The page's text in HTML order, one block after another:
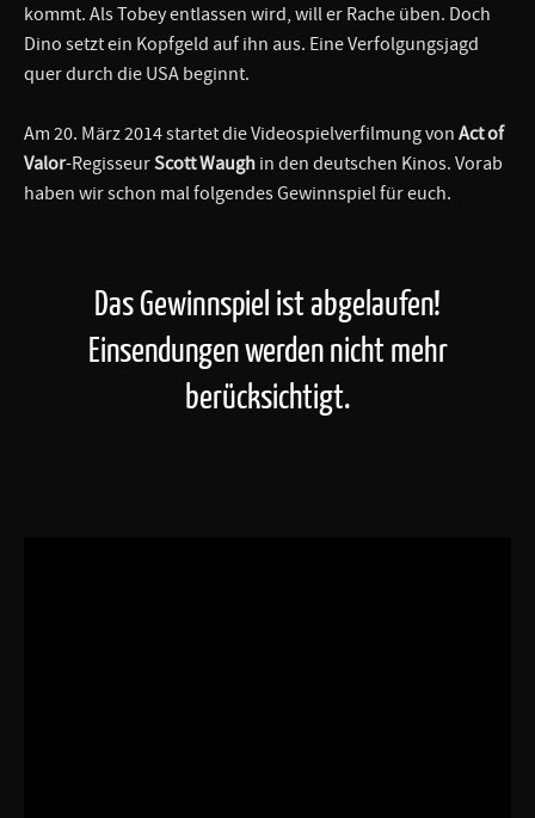
kommt. Als Tobey entlassen wird, will er Rache üben. Doch
Dino setzt ein Kopfgeld auf ihn aus. Eine Verfolgungsjagd
quer durch die USA beginnt.
Am 20. März 2014 startet die Videospielverfilmung von Act of
Valor-RegisseurScott Waugh in den deutschen Kinos. Vorab
haben wir schon mal folgendes Gewinnspiel für euch.
Das Gewinnspiel ist abgelaufen!
Einsendungen werden nicht mehr
berücksichtigt.